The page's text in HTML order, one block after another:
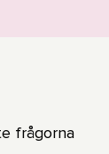
frågorna